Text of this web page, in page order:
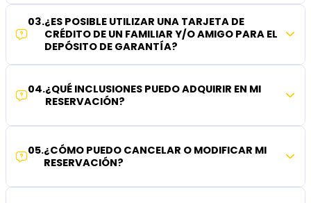
03.¿ES POSIBLE UTILIZAR UNA TARJETA DE
CRÉDITO DE UN FAMILIAR Y/O AMIGO PARA EL
DEPÓSITO DE GARANTÍA?
04.¿QUÉ INCLUSIONES PUEDO ADQUIRIR EN MI
RESERVACIÓN?
05.¿CÓMO PUEDO CANCELAR O MODIFICAR MI
RESERVACIÓN?